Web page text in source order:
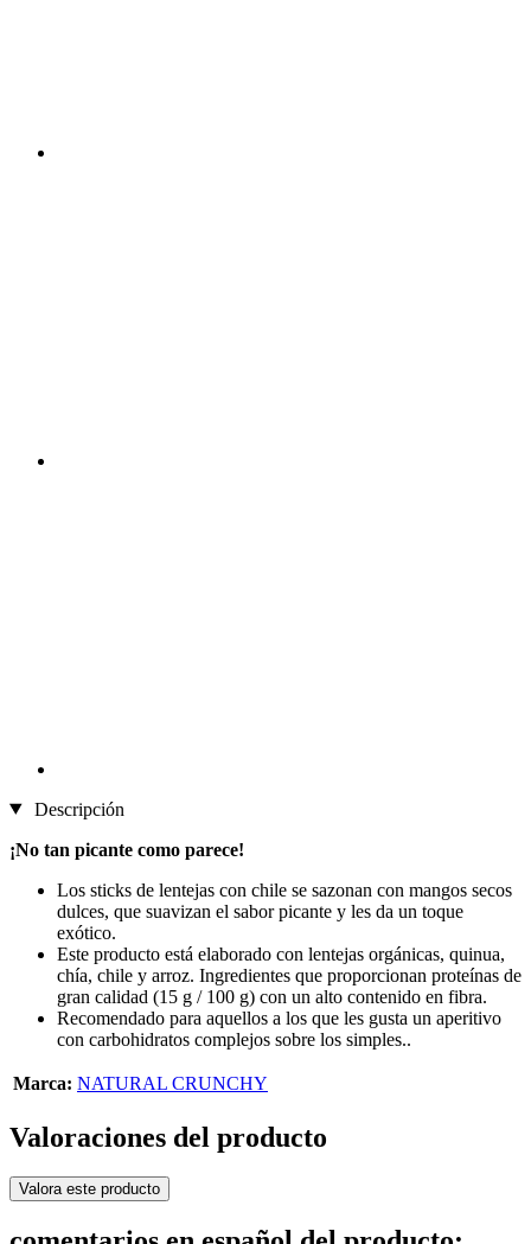
Descripción
¡No tan picante como parece!
Los sticks de lentejas con chile se sazonan con mangos secos
dulces, que suavizan el sabor picante y les da un toque
exótico.
Este producto está elaborado con lentejas orgánicas, quinua,
chía, chile y arroz. Ingredientes que proporcionan proteínas de
gran calidad (15 g / 100 g) con un alto contenido en fibra.
Recomendado para aquellos a los que les gusta un aperitivo
con carbohidratos complejos sobre los simples..
Marca: NATURAL CRUNCHY
Valoraciones del producto
Valora este producto